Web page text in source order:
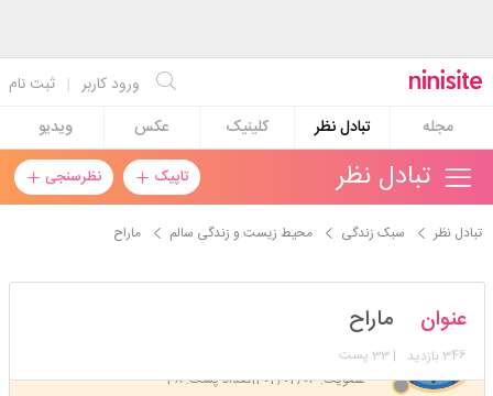
ثبت نام | ورود کاربر
مجله
تبادل نظر کلینیک عکس ویدیو
تاپیک نظرسنجی تبادل نظر
تبادل نظر سبک زندگی محیط زیست و زندگی سالم ماراح
m__mo
عضویت: 1404/02/06 تعداد پست: 28
عنوان ماراح
346 بازدید | 33 پست